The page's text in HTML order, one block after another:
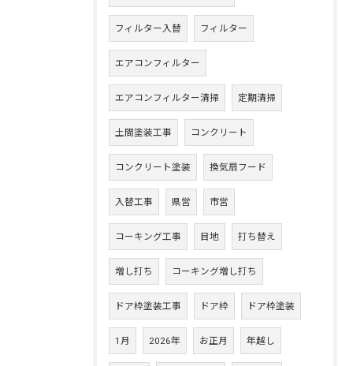
フィルター入替 フィルター
エアコンフィルター
エアコンフィルター清掃 定期清掃
土間塗装工事 コンクリート
コンクリート塗装 換気扇フード
入替工事 県営 市営
コーキング工事 目地 打ち替え
増し打ち コーキング増し打ち
ドア枠塗装工事 ドア枠 ドア枠塗装
1月 2026年 お正月 年越し